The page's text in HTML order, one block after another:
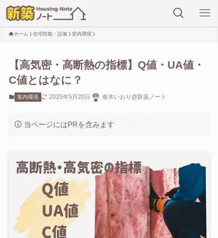
ホーム 住宅性能・設備 室内環境
【高気密・高断熱の指標】Q値・UA値・
C値とはなに？
室内環境 2025年5月20日 春木いおり@新築ノート
当ページにはPRを含みます